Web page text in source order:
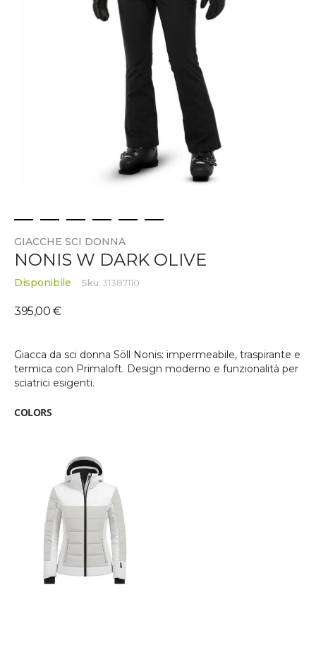
all'inizio
della
galleria
di
immagini
GIACCHE SCI DONNA
NONIS W DARK OLIVE
Disponibile Sku 31387110
395,00 €
Giacca da sci donna Söll Nonis: impermeabile, traspirante e
termica con Primaloft. Design moderno e funzionalità per
sciatrici esigenti.
COLORS